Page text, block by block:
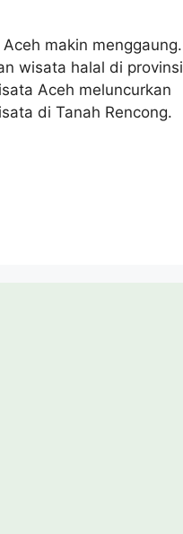
makin menggaung.
wisata halal di provinsi
Aceh meluncurkan
di Tanah Rencong.